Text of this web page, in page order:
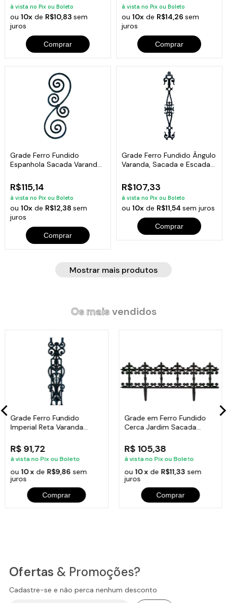
à vista no Pix ou Boleto
ou10x de R$10,83sem
juros
Comprar
à vista no Pix ou Boleto
ou 10xde R$14,26 sem
juros
Comprar
Grade Ferro Fundido
Espanhola Sacada Varanda
R$115,14
à vista no Pix ou Boleto
ou10x de R$12,38sem
juros
Comprar
Grade Ferro Fundido Ângulo
Varanda, Sacada e Escadas
R$107,33
à vista no Pix ou Boleto
ou 10xde R$11,54 sem juros
Comprar
Mostrar mais produtos
Os maisvendidos
Grade Ferro Fundido
Imperial Reta Varanda
R$ 91,72
à vista no Pix ou Boleto
ou10 x de R$9,86 sem
juros
Comprar
Grade em Ferro Fundido
Cerca Jardim Sacada
R$ 105,38
à vista no Pix ou Boleto
ou 10 x de R$11,33 sem
juros
Comprar
Ofertas & Promoções?
Cadastre-se e não perca nenhum desconto